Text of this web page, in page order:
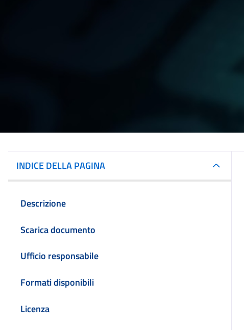
INDICE DELLA PAGINA
Descrizione
Scarica documento
Ufficio responsabile
Formati disponibili
Licenza